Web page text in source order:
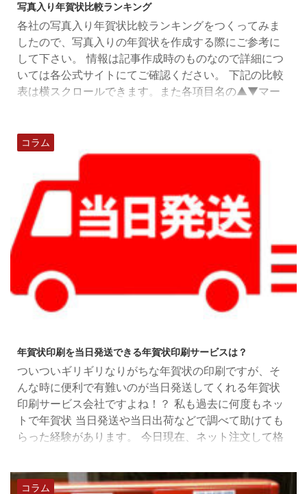
写真入り年賀状比較ランキング
各社の写真入り年賀状比較ランキングをつくってみま
したので、写真入りの年賀状を作成する際にご参考に
して下さい。 情報は記事作成時のものなので詳細につ
いては各公式サイトにてご確認ください。 下記の比較
表は横スクロールできます。また各項目名の▲▼マー
価格 ※年賀ハガキ代は含んでません （単位：円）最多
写真点数 （単位：点）写真入り デザイン数写真入り
注文日か ...
コラム
年賀状印刷を当日発送できる年賀状印刷サービスは？
ついついギリギリなりがちな年賀状の印刷ですが、そ
んな時に便利で有難いのが当日発送してくれる年賀状
印刷サービス会社ですよね！？ 私も過去に何度もネッ
トで年賀状 当日発送や当日出荷などで調べて助けても
らった経験があります。 今日現在、ネット注文して格
舗、年賀職人、ポスコミです。 以前は年賀状を当日出
荷してくれる会社はいくつかありましたが、私が調べ
コラム